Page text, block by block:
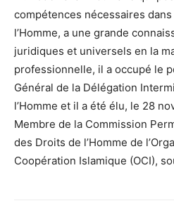
compétences nécessaires
l’Homme, a une grande
juridiques et universels en la
professionnelle, il a occupé le
Général de la Délégation
l’Homme et il a été élu, le 28
Membre de la Commission
des Droits de l’Homme de
Coopération Islamique (OCI),